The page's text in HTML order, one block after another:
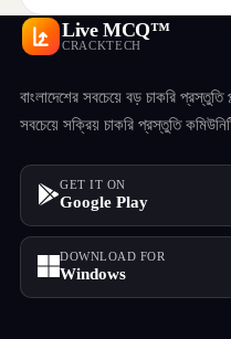
Live MCQ™
CRACKTECH
বাংলাদেশের সবচেয়ে বড় চাকরি
সবচেয়ে সক্রিয় চাকরি প্রস্তুতি
GET IT ON
Google Play
DOWNLOAD FOR
Windows